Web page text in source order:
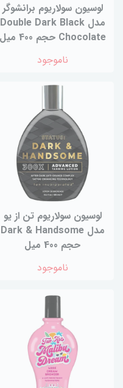
لوسیون سولاریوم برانشوگر
مدل Double Dark Black
Chocolate حجم 400 میل
ناموجود
لوسیون سولاریوم تن از یو
مدل Dark & Handsome
حجم 400 میل
ناموجود